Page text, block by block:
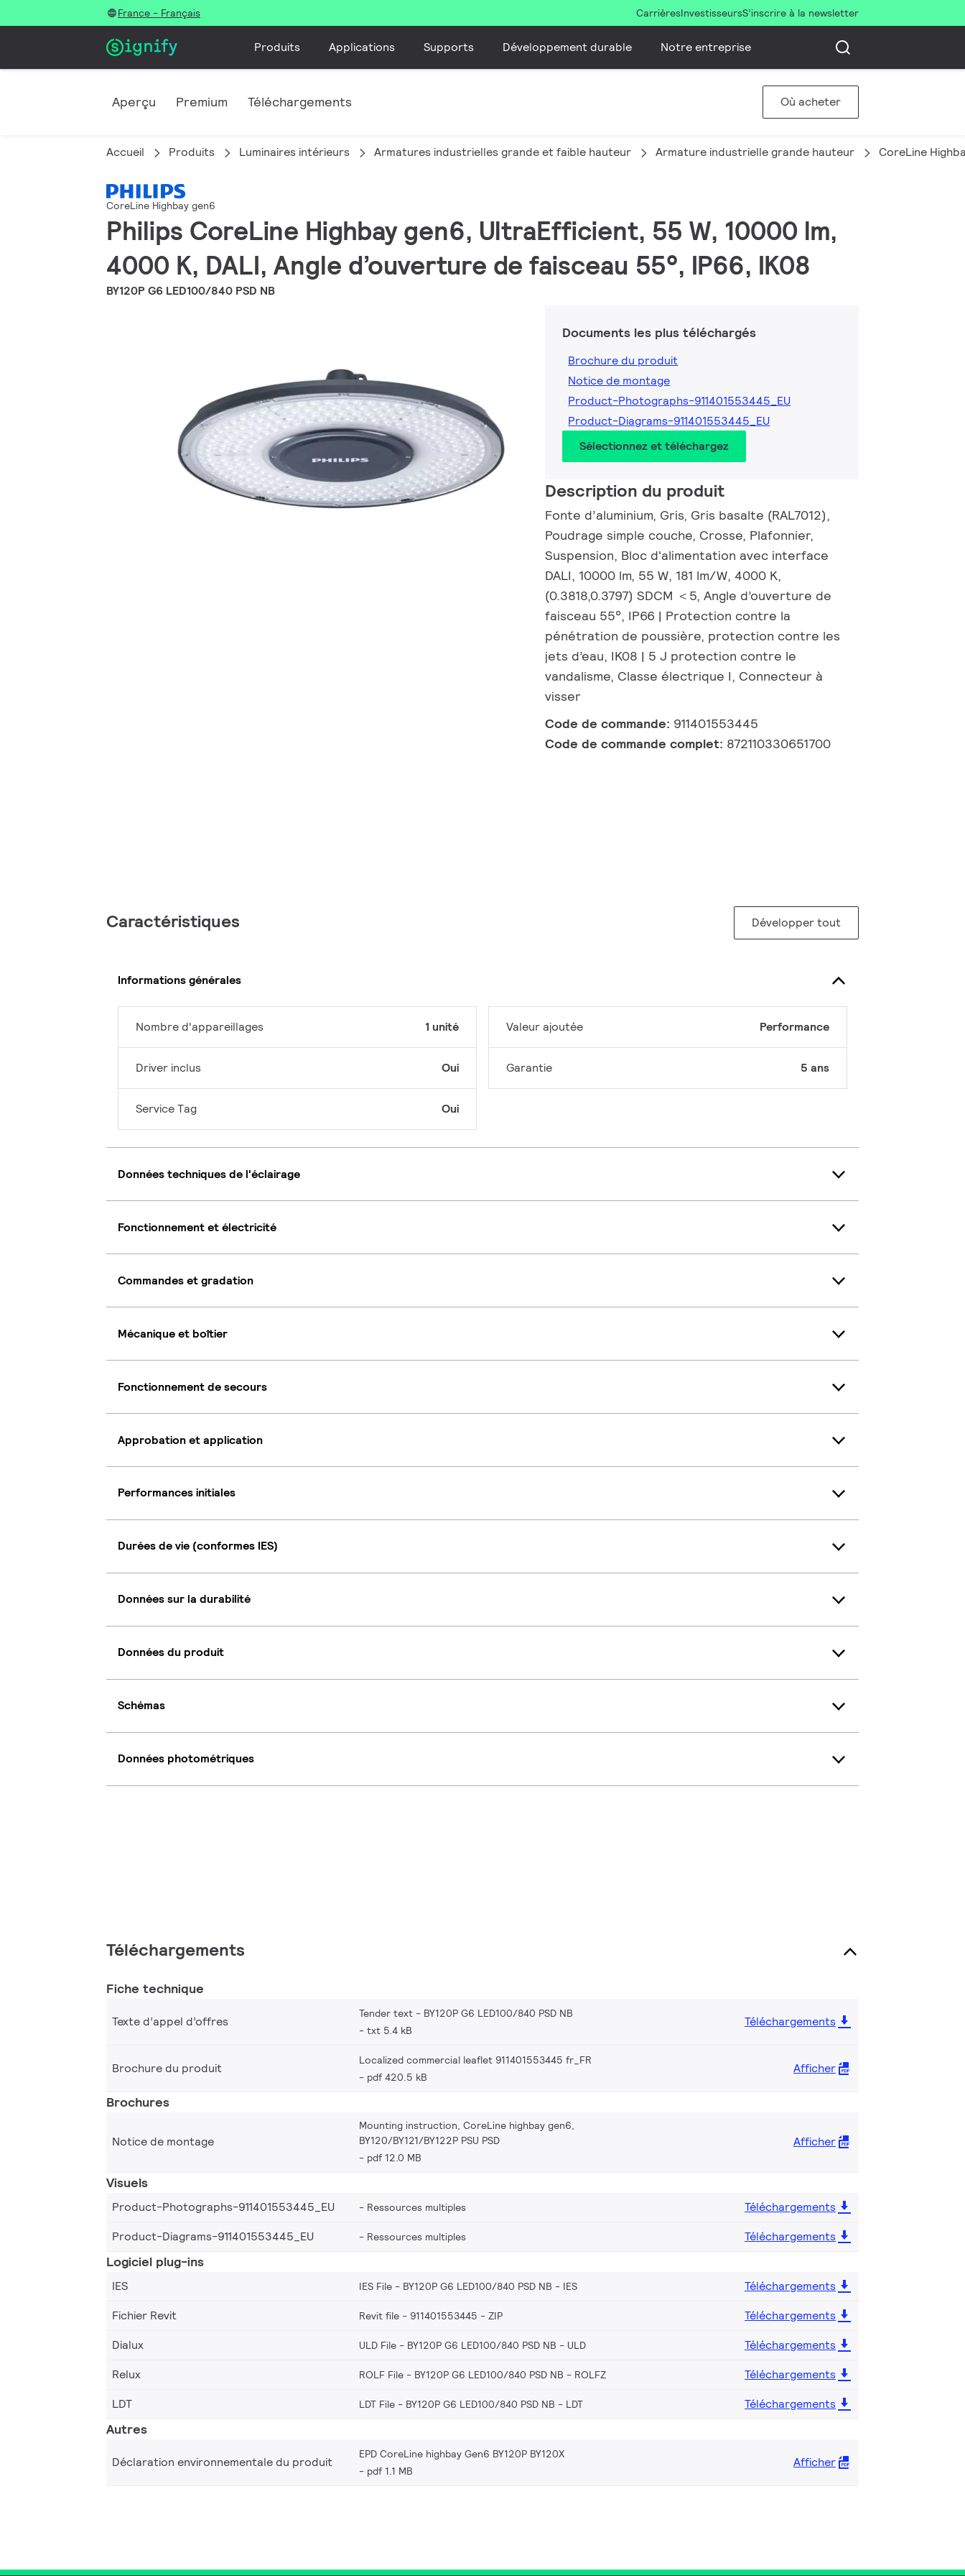
France - Français CarrièresInvestisseursS’inscrire à la newsletter
Produits Applications Supports Développement durable Notre entreprise
Aperçu Premium Téléchargements Où acheter
Accueil Produits Luminaires intérieurs Armatures industrielles grande et faible hauteur Armature industrielle grande hauteur CoreLine
CoreLine Highbay gen6
Philips CoreLine Highbay gen6, UltraEfficient, 55 W, 10000 lm,
4000 K, DALI, Angle d’ouverture de faisceau 55°, IP66, IK08
BY120P G6 LED100/840 PSD NB
Documents les plus téléchargés
Brochure du produit
Notice de montage
Product-Photographs-911401553445_EU
Product-Diagrams-911401553445_EU
Sélectionnez et téléchargez
Description du produit
Fonte d’aluminium, Gris, Gris basalte (RAL7012),
Poudrage simple couche, Crosse, Plafonnier,
Suspension, Bloc d'alimentation avec interface
DALI, 10000 lm, 55 W, 181 lm/W, 4000 K,
(0.3818,0.3797) SDCM ＜5, Angle d’ouverture de
faisceau 55°, IP66 | Protection contre la
pénétration de poussière, protection contre les
jets d’eau, IK08 | 5 J protection contre le
vandalisme, Classe électrique I, Connecteur à
visser
Code de commande: 911401553445
Code de commande complet: 872110330651700
Caractéristiques Développer tout
Informations générales
Nombre d'appareillages 1 unité
Driver inclus Oui
Service Tag Oui
Valeur ajoutée Performance
Garantie 5 ans
Données techniques de l'éclairage
Fonctionnement et électricité
Commandes et gradation
Mécanique et boîtier
Fonctionnement de secours
Approbation et application
Performances initiales
Durées de vie (conformes IES)
Données sur la durabilité
Données du produit
Schémas
Données photométriques
Téléchargements
Fiche technique
Texte d’appel d’offres
Tender text - BY120P G6 LED100/840 PSD NB
txt 5.4 kB
Téléchargements
Brochure du produit
Localized commercial leaflet 911401553445 fr_FR
pdf 420.5 kB
Afficher
Brochures
Notice de montage
Mounting instruction, CoreLine highbay gen6,
BY120/BY121/BY122P PSU PSD
pdf 12.0 MB
Afficher
Visuels
Product-Photographs-911401553445_EU Ressources multiples
Téléchargements
Product-Diagrams-911401553445_EU
Ressources multiples Téléchargements
Logiciel plug-ins
IES IES File - BY120P G6 LED100/840 PSD NB IES
Téléchargements
Fichier Revit
Revit file - 911401553445 ZIP
Téléchargements
Dialux
ULD File - BY120P G6 LED100/840 PSD NB ULD
Téléchargements
Relux
ROLF File - BY120P G6 LED100/840 PSD NB ROLFZ
Téléchargements
LDT
LDT File - BY120P G6 LED100/840 PSD NB LDT Téléchargements
Autres
Déclaration environnementale du produit
EPD CoreLine highbay Gen6 BY120P BY120X
pdf 1.1 MB
Afficher